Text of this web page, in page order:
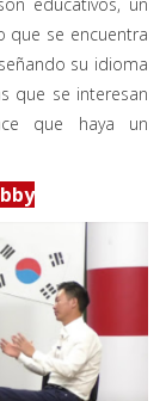
que se encuentra
su idioma
que se interesan
que haya un